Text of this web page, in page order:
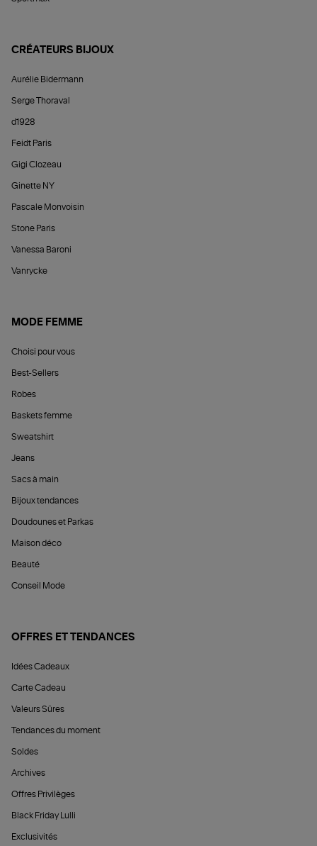
CRÉATEURS BIJOUX
Aurélie Bidermann
Serge Thoraval
d1928
Feidt Paris
Gigi Clozeau
Ginette NY
Pascale Monvoisin
Stone Paris
Vanessa Baroni
Vanrycke
MODE FEMME
Choisi pour vous
Best-Sellers
Robes
Baskets femme
Sweatshirt
Jeans
Sacs à main
Bijoux tendances
Doudounes et Parkas
Maison déco
Beauté
Conseil Mode
OFFRES ET TENDANCES
Idées Cadeaux
Carte Cadeau
Valeurs Sûres
Tendances du moment
Soldes
Archives
Offres Privilèges
Black Friday Lulli
Exclusivités